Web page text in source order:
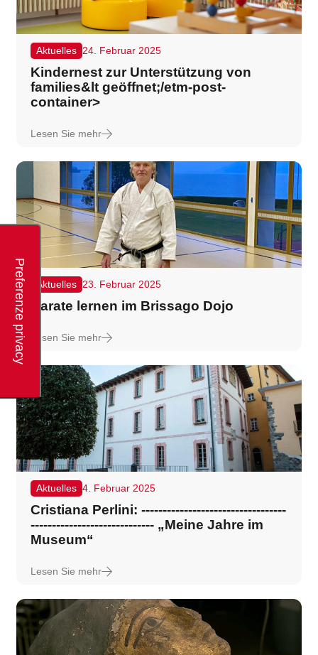
Aktuelles 24. Februar 2025
Kindernest zur Unterstützung von
families&lt geöffnet;/etm-post-
container>
Lesen Sie mehr
Aktuelles 23. Februar 2025
Karate lernen im Brissago Dojo
Lesen Sie mehr
Aktuelles 4. Februar 2025
Cristiana Perlini: ----------------------------------
----------------------------- „Meine Jahre im
Museum“
Lesen Sie mehr